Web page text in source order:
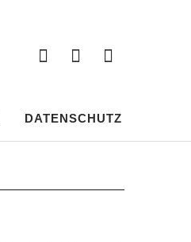
DATENSCHUTZ